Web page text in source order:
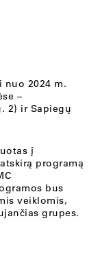
nuo 2024 m.
–
2) ir Sapiegų
į
programą
bus
veiklomis,
grupes.